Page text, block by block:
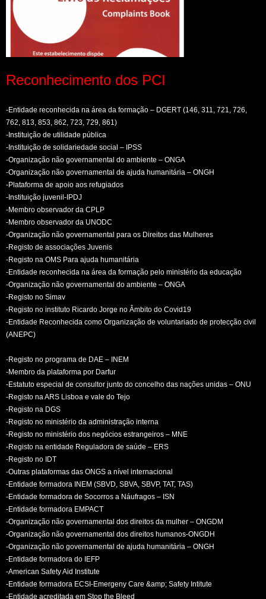
Reconhecimento dos PCI
-Entidade reconhecida na área da formação – DGERT (146, 311, 721, 726,
762, 813, 853, 862, 723, 729, 861)
-Instituição de utilidade pública
-Instituição de solidariedade social – IPSS
-Organização não governamental do ambiente – ONGA
-Organização não governamental de ajuda humanitária – ONGH
-Plataforma de apoio aos refugiados
-Instituição juvenil-IPDJ
-Membro observador da CPLP
-Membro observador da UNODC
-Organização não governamental para os Direitos das Mulheres
-Registo de associações Juvenis
-Registo na OMS Para ajuda humanitária
-Entidade reconhecida na área da formação pelo ministério da educação
-Organização não governamental do ambiente – ONGA
-Registo no Simav
-Registo no instituto Ricardo Jorge no Âmbito do Covid19
-Entidade Reconhecida como Organização de voluntariado de protecção civil
(ANEPC)
-Registo no programa de DAE – INEM
-Membro da plataforma por Darfur
-Estatuto especial de consultor junto do concelho das nações unidas – ONU
-Registo na ARS Lisboa e vale do Tejo
-Registo na DGS
-Registo no ministério da administração interna
-Registo no ministério dos negócios estrangeiros – MNE
-Registo na entidade Reguladora de saúde – ERS
-Registo no IDT
-Outras plataformas das ONGS a nível internacional
-Entidade formadora INEM (SBVD, SBVA, SBVP, TAT, TAS)
-Entidade formadora de Socorros a Náufragos – ISN
-Entidade formadora EMPACT
-Organização não governamental dos direitos da mulher – ONGDM
-Organização não governamental dos direitos humanos-ONGDH
-Organização não governamental de ajuda humanitária – ONGH
-Entidade formadora do IEFP
-American Safety Aid Institute
-Entidade formadora ECSI-Emergeny Care &amp; Safety Intitute
-Entidade acreditada em Stop the Bleed